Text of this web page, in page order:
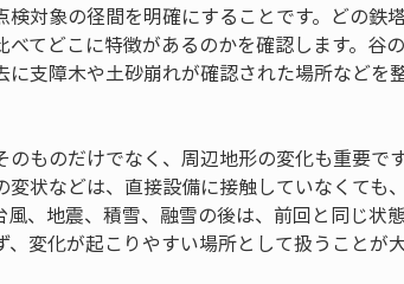
検対象の径間を明確にすることです。どの鉄
てどこに特徴があるのかを確認します。谷
に支障木や土砂崩れが確認された場所などを
のものだけでなく、周辺地形の変化も重要で
変状などは、直接設備に接触していなくても
、地震、積雪、融雪の後は、前回と同じ状
変化が起こりやすい場所として扱うことが大